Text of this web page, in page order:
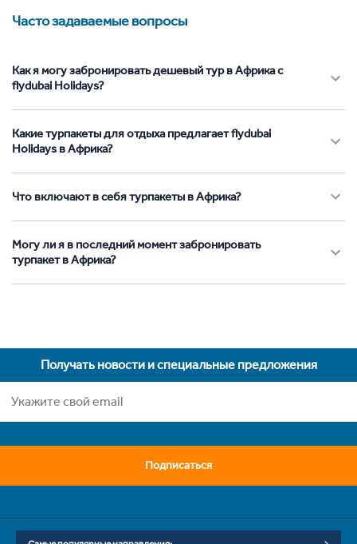
Часто задаваемые вопросы
Как я могу забронировать дешевый тур в Африка с
flydubai Holidays?
Какие турпакеты для отдыха предлагает flydubai
Holidays в Африка?
Что включают в себя турпакеты в Африка?
Могу ли я в последний момент забронировать
турпакет в Африка?
Получать новости и специальные предложения
Подписаться